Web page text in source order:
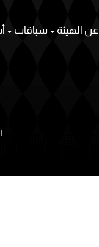
عن الهيئة سباقات